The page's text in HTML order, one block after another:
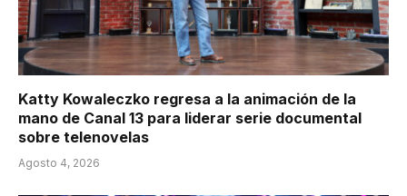
Katty Kowaleczko regresa a la animación de la
mano de Canal 13 para liderar serie documental
sobre telenovelas
Agosto 4, 2026